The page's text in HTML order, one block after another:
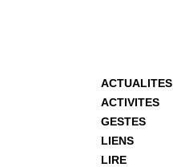
ACTUALITES
ACTIVITES
GESTES
LIENS
LIRE